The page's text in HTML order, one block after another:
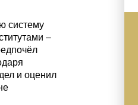
систему
–
и оценил